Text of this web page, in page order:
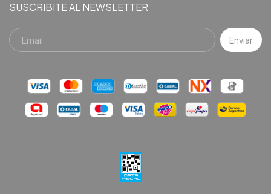
SUSCRIBITE AL NEWSLETTER